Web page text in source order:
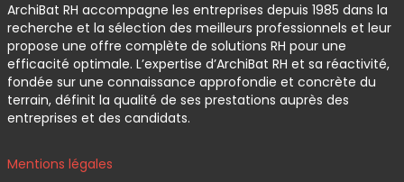
ArchiBat RH accompagne les entreprises depuis 1985 dans la
recherche et la sélection des meilleurs professionnels et leur
propose une offre complète de solutions RH pour une
efficacité optimale. L’expertise d’ArchiBat RH et sa réactivité,
fondée sur une connaissance approfondie et concrète du
terrain, définit la qualité de ses prestations auprès des
entreprises et des candidats.
Mentions légales